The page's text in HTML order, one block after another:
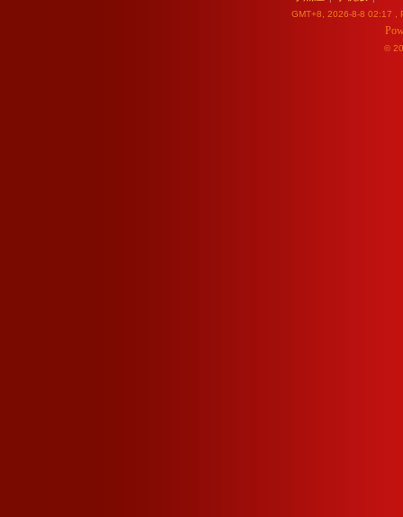
GMT+8, 2026-8-8 02:17 ,
©